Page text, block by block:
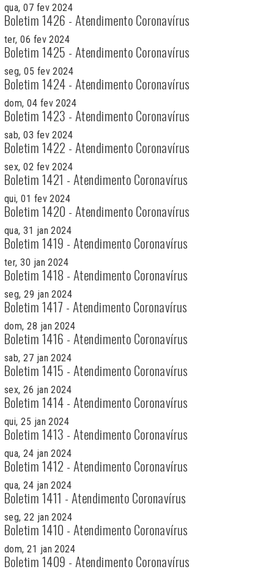
qua, 07 fev 2024
Boletim 1426 - Atendimento Coronavírus
ter, 06 fev 2024
Boletim 1425 - Atendimento Coronavírus
seg, 05 fev 2024
Boletim 1424 - Atendimento Coronavírus
dom, 04 fev 2024
Boletim 1423 - Atendimento Coronavírus
sab, 03 fev 2024
Boletim 1422 - Atendimento Coronavírus
sex, 02 fev 2024
Boletim 1421 - Atendimento Coronavírus
qui, 01 fev 2024
Boletim 1420 - Atendimento Coronavírus
qua, 31 jan 2024
Boletim 1419 - Atendimento Coronavírus
ter, 30 jan 2024
Boletim 1418 - Atendimento Coronavírus
seg, 29 jan 2024
Boletim 1417 - Atendimento Coronavírus
dom, 28 jan 2024
Boletim 1416 - Atendimento Coronavírus
sab, 27 jan 2024
Boletim 1415 - Atendimento Coronavírus
sex, 26 jan 2024
Boletim 1414 - Atendimento Coronavírus
qui, 25 jan 2024
Boletim 1413 - Atendimento Coronavírus
qua, 24 jan 2024
Boletim 1412 - Atendimento Coronavírus
qua, 24 jan 2024
Boletim 1411 - Atendimento Coronavírus
seg, 22 jan 2024
Boletim 1410 - Atendimento Coronavírus
dom, 21 jan 2024
Boletim 1409 - Atendimento Coronavírus